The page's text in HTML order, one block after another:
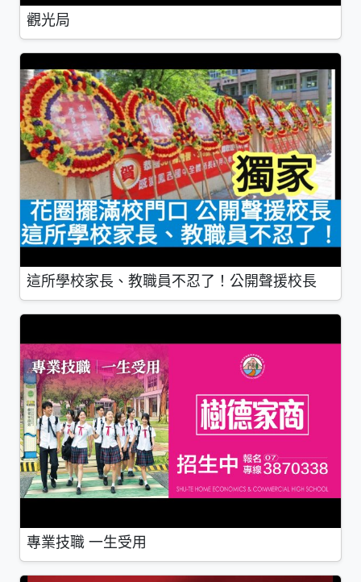
觀光局
這所學校家長、教職員不忍了！公開聲援校長
專業技職 一生受用